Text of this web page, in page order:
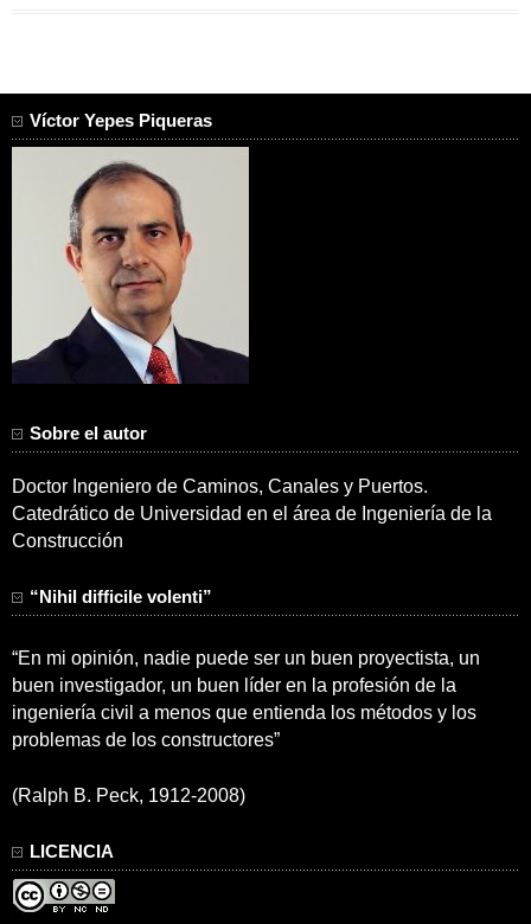
Víctor Yepes Piqueras
Sobre el autor
Doctor Ingeniero de Caminos, Canales y Puertos.
Catedrático de Universidad en el área de Ingeniería de la
Construcción
“Nihil difficile volenti”
“En mi opinión, nadie puede ser un buen proyectista, un
buen investigador, un buen líder en la profesión de la
ingeniería civil a menos que entienda los métodos y los
problemas de los constructores”
(Ralph B. Peck, 1912-2008)
LICENCIA